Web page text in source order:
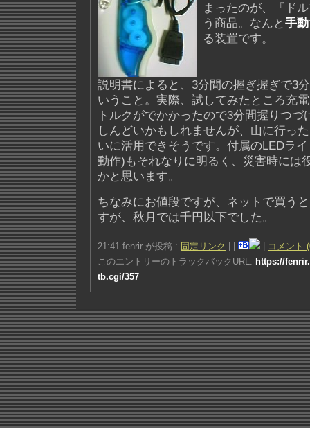
まったのが、『ド
う商品。なんと 手動
る装置です。
説明書によると、3分間の握ぎ握ぎで3
いうこと。実際、試してみたところ充
トルクがでかかったので3分間握りつづ
しんどいかもしれませんが、山に行っ
いに活用できそうです。付属のLEDラ
動作)もそれなりに明るく、災害時には
かと思います。
ちなみにお値段ですが、ネットで買う
すが、秋月では千円以下でした。
21:41 fenrir が投稿 : 固定リンク
コメント
このエントリーのトラックバックURL: https://
tb.cgi/357